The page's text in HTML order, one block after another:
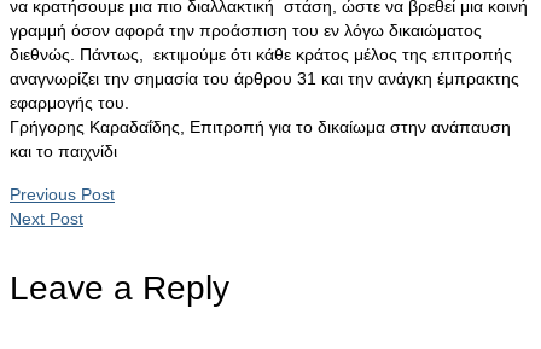
να κρατήσουμε μια πιο διαλλακτική στάση, ώστε να βρεθεί μια κοινή
γραμμή όσον αφορά την προάσπιση του εν λόγω δικαιώματος
διεθνώς. Πάντως, εκτιμούμε ότι κάθε κράτος μέλος της επιτροπής
αναγνωρίζει την σημασία του άρθρου 31 και την ανάγκη έμπρακτης
εφαρμογής του.
Γρήγορης Καραδαΐδης, Επιτροπή για το δικαίωμα στην ανάπαυση
και το παιχνίδι
Previous Post
Next Post
Leave a Reply